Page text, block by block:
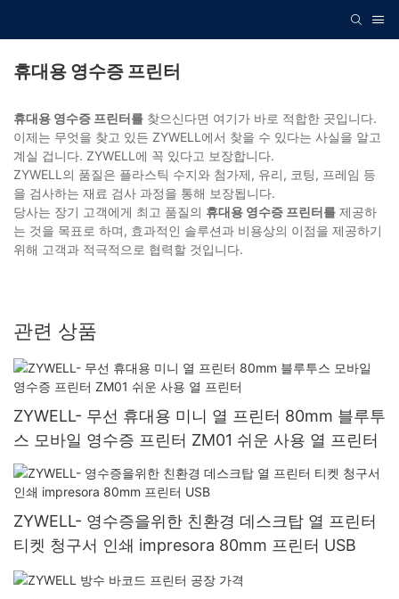
휴대용 영수증 프린터
휴대용 영수증 프린터를 찾으신다면 여기가 바로 적합한 곳입니다.
이제는 무엇을 찾고 있든 ZYWELL에서 찾을 수 있다는 사실을 알고
계실 겁니다. ZYWELL에 꼭 있다고 보장합니다.
ZYWELL의 품질은 플라스틱 수지와 첨가제, 유리, 코팅, 프레임 등
을 검사하는 재료 검사 과정을 통해 보장됩니다.
당사는 장기 고객에게 최고 품질의 휴대용 영수증 프린터를 제공하
는 것을 목표로 하며, 효과적인 솔루션과 비용상의 이점을 제공하기
위해 고객과 적극적으로 협력할 것입니다.
관련 상품
ZYWELL- 무선 휴대용 미니 열 프린터 80mm 블루투
스 모바일 영수증 프린터 ZM01 쉬운 사용 열 프린터
ZYWELL- 영수증을위한 친환경 데스크탑 열 프린터
티켓 청구서 인쇄 impresora 80mm 프린터 USB